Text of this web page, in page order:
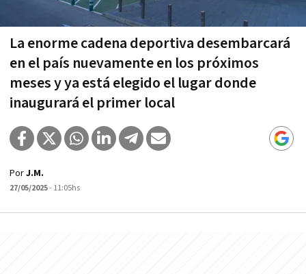
La enorme cadena deportiva desembarcará
en el país nuevamente en los próximos
meses y ya está elegido el lugar donde
inaugurará el primer local
PorJ.M.
27/05/2025- 11:05hs